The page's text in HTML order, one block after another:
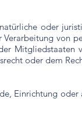
oder
von
Mitgliedstaaten
oder dem
Einrichtung